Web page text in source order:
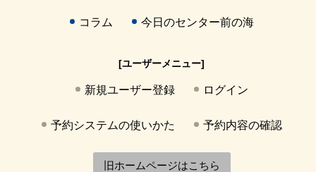
コラム 今日のセンター前の海
[ユーザーメニュー]
新規ユーザー登録 ログイン
予約システムの使いかた 予約内容の確認
旧ホームページはこちら